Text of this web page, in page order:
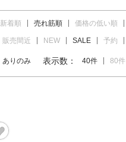
新着順 売れ筋順 価格の低い順
販売間近 NEW SALE 予約
ありのみ 表示数： 40件 80件